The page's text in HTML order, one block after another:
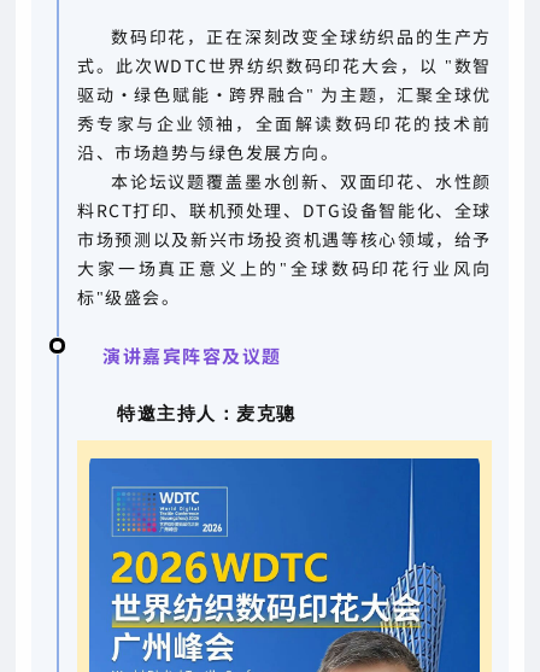
数码印花，正在深刻改变全球纺织品的生产方
式。此次WDTC世界纺织数码印花大会，以 "数智
驱动·绿色赋能·跨界融合" 为主题，汇聚全球优
秀专家与企业领袖，全面解读数码印花的技术前
沿、市场趋势与绿色发展方向。
本论坛议题覆盖墨水创新、双面印花、水性颜
料RCT打印、联机预处理、DTG设备智能化、全球
市场预测以及新兴市场投资机遇等核心领域，给予
大家一场真正意义上的"全球数码印花行业风向
标"级盛会。
演讲嘉宾阵容及议题
特邀主持人：麦克骢